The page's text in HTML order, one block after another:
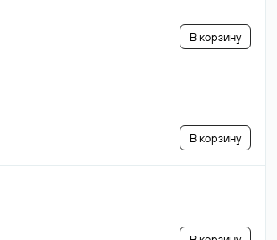
В корзину
В корзину